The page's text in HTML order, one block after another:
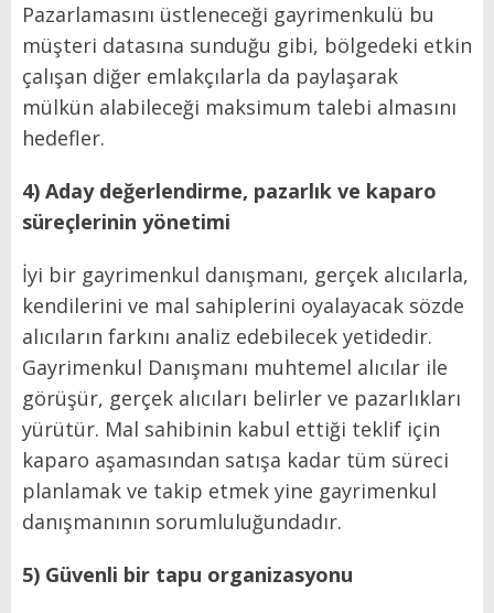
Pazarlamasını üstleneceği gayrimenkulü bu
müşteri datasına sunduğu gibi, bölgedeki etkin
çalışan diğer emlakçılarla da paylaşarak
mülkün alabileceği maksimum talebi almasını
hedefler.
4) Aday değerlendirme, pazarlık ve kaparo
süreçlerinin yönetimi
İyi bir gayrimenkul danışmanı, gerçek alıcılarla,
kendilerini ve mal sahiplerini oyalayacak sözde
alıcıların farkını analiz edebilecek yetidedir.
Gayrimenkul Danışmanı muhtemel alıcılar ile
görüşür, gerçek alıcıları belirler ve pazarlıkları
yürütür. Mal sahibinin kabul ettiği teklif için
kaparo aşamasından satışa kadar tüm süreci
planlamak ve takip etmek yine gayrimenkul
danışmanının sorumluluğundadır.
5) Güvenli bir tapu organizasyonu